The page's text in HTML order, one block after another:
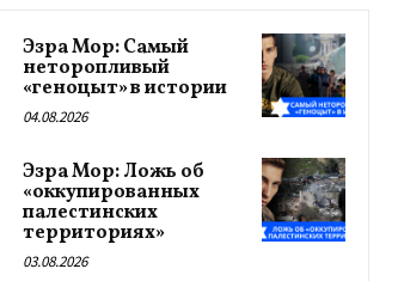
Эзра Мор: Самый
неторопливый
«геноцыт» в истории
04.08.2026
Эзра Мор: Ложь об
«оккупированных
палестинских
территориях»
03.08.2026